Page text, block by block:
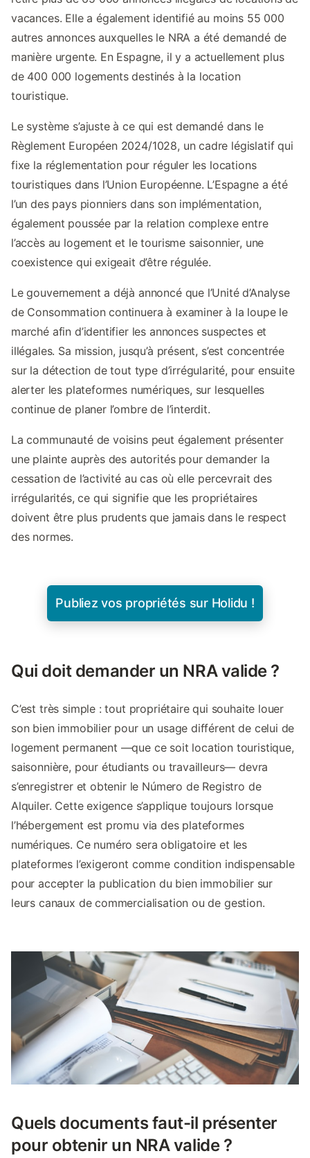
vacances. Elle a également identifié au moins 55 000
autres annonces auxquelles le NRA a été demandé de
manière urgente. En Espagne, il y a actuellement plus
de 400 000 logements destinés à la location
touristique.
Le système s’ajuste à ce qui est demandé dans le
Règlement Européen 2024/1028, un cadre législatif qui
fixe la réglementation pour réguler les locations
touristiques dans l’Union Européenne. L’Espagne a été
l’un des pays pionniers dans son implémentation,
également poussée par la relation complexe entre
l’accès au logement et le tourisme saisonnier, une
coexistence qui exigeait d’être régulée.
Le gouvernement a déjà annoncé que l’Unité d’Analyse
de Consommation continuera à examiner à la loupe le
marché afin d’identifier les annonces suspectes et
illégales. Sa mission, jusqu’à présent, s’est concentrée
sur la détection de tout type d’irrégularité, pour ensuite
alerter les plateformes numériques, sur lesquelles
continue de planer l’ombre de l’interdit.
La communauté de voisins peut également présenter
une plainte auprès des autorités pour demander la
cessation de l’activité au cas où elle percevrait des
irrégularités, ce qui signifie que les propriétaires
doivent être plus prudents que jamais dans le respect
des normes.
Publiez vos propriétés sur Holidu !
Qui doit demander un NRA valide ?
C’est très simple : tout propriétaire qui souhaite louer
son bien immobilier pour un usage différent de celui de
logement permanent —que ce soit location touristique,
saisonnière, pour étudiants ou travailleurs— devra
s’enregistrer et obtenir le Número de Registro de
Alquiler. Cette exigence s’applique toujours lorsque
l’hébergement est promu via des plateformes
numériques. Ce numéro sera obligatoire et les
plateformes l’exigeront comme condition indispensable
pour accepter la publication du bien immobilier sur
leurs canaux de commercialisation ou de gestion.
Quels documents faut-il présenter
pour obtenir un NRA valide ?